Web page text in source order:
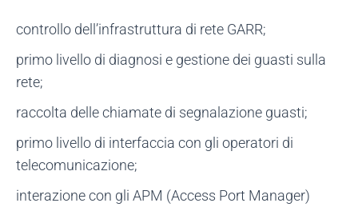
controllo dell’infrastruttura di rete GARR;
primo livello di diagnosi e gestione dei guasti sulla
rete;
raccolta delle chiamate di segnalazione guasti;
primo livello di interfaccia con gli operatori di
telecomunicazione;
interazione con gli APM (Access Port Manager)